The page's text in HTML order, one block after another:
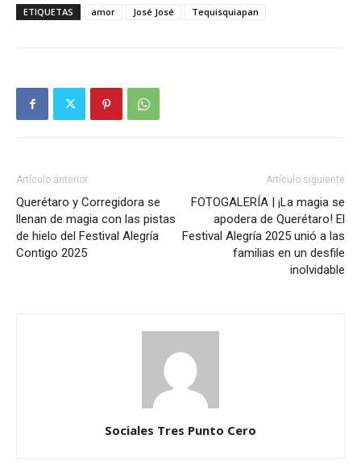
ETIQUETAS amor José José Tequisquiapan
Artículo anterior
Querétaro y Corregidora se
llenan de magia con las pistas
de hielo del Festival Alegría
Contigo 2025
Artículo siguiente
FOTOGALERÍA | ¡La magia se
apodera de Querétaro! El
Festival Alegría 2025 unió a las
familias en un desfile
inolvidable
Sociales Tres Punto Cero